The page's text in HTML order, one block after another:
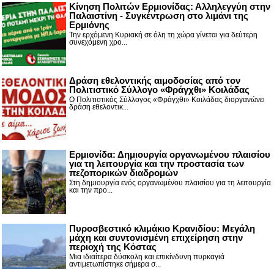
Κίνηση Πολιτών Ερμιονίδας: Αλληλεγγύη στην
Παλαιστίνη - Συγκέντρωση στο λιμάνι της
Ερμιόνης
Την ερχόμενη Κυριακή σε όλη τη χώρα γίνεται για δεύτερη
συνεχόμενη χρο...
Δράση εθελοντικής αιμοδοσίας από τον
Πολιτιστικό Σύλλογο «Φράγχθι» Κοιλάδας
Ο Πολιτιστικός Σύλλογος «Φράγχθι» Κοιλάδας διοργανώνει
δράση εθελοντικ...
Ερμιονίδα: Δημιουργία οργανωμένου πλαισίου
για τη λειτουργία και την προστασία των
πεζοπορικών διαδρομών
Στη δημιουργία ενός οργανωμένου πλαισίου για τη λειτουργία
και την προ...
Πυροσβεστικό κλιμάκιο Κρανιδίου: Μεγάλη
μάχη και συντονισμένη επιχείρηση στην
περιοχή της Κόστας
Μια ιδιαίτερα δύσκολη και επικίνδυνη πυρκαγιά
αντιμετωπίστηκε σήμερα σ...